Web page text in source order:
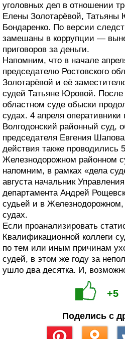
уголовных дел в отношении
Елены Золотарёвой, Татьяны
Бондаренко. По версии
замешаны в коррупции —
приговоров за деньги.
Напомним, что в начале
председателю Ростовского
Золотарёвой и её
судей Татьяне Юровой. После
областном суде обыски
судах. 4 апреля
Волгодонский районный суд,
председателя Евгения
действия также проводились
Железнодорожном районном
напомним, в рамках «дела
августа начальник
департамента Андрей
судьей и в Железнодорожном,
судах.
Если проанализировать
Квалификационной коллеги
по тем или иным причинам
судей, в этом же году за
ушло два десятка. И,
+5
Поделись с